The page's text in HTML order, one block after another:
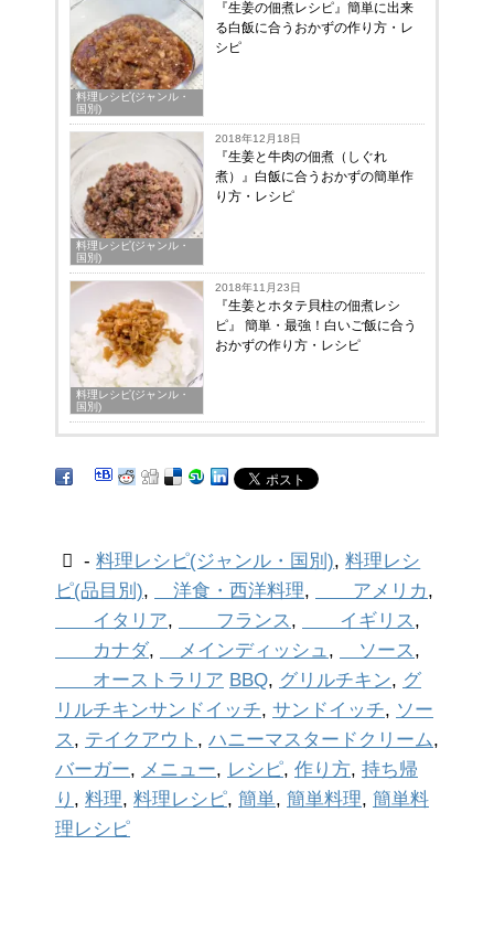
料理レシピ(ジャンル・
国別)
『生姜の佃煮レシピ』簡単に出来
る白飯に合うおかずの作り方・レ
シピ
料理レシピ(ジャンル・
国別)
2018年12月18日
『生姜と牛肉の佃煮（しぐれ
煮）』白飯に合うおかずの簡単作
り方・レシピ
料理レシピ(ジャンル・
国別)
2018年11月23日
『生姜とホタテ貝柱の佃煮レシ
ピ』 簡単・最強！白いご飯に合う
おかずの作り方・レシピ
-料理レシピ(ジャンル・国別),料理レシ
ピ(品目別), 洋食・西洋料理, アメリカ,
イタリア, フランス , イギリス ,
カナダ, メインディッシュ , ソース ,
オーストラリア BBQ, グリルチキン, グ
リルチキンサンドイッチ, サンドイッチ, ソー
ス , テイクアウト , ハニーマスタードクリーム,
バーガー, メニュー, レシピ, 作り方, 持ち帰
り , 料理, 料理レシピ, 簡単, 簡単料理, 簡単料
理レシピ